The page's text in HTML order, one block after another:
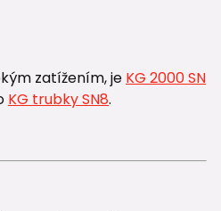
zatížením, je KG 2000 SN
KG trubky SN8.